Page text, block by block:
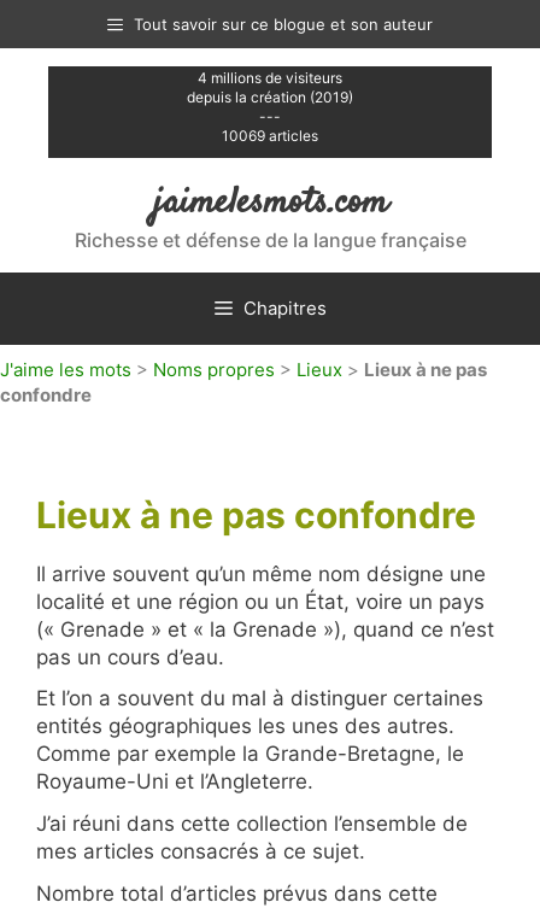
contenu
Tout savoir sur ce blogue et son auteur
4 millions de visiteurs
depuis la création (2019)
---
10069 articles
jaimelesmots.com
Richesse et défense de la langue française
Chapitres
J'aime les mots > Noms propres > Lieux > Lieux à ne pas
confondre
Lieux à ne pas confondre
Il arrive souvent qu’un même nom désigne une
localité et une région ou un État, voire un pays
(« Grenade » et « la Grenade »), quand ce n’est
pas un cours d’eau.
Et l’on a souvent du mal à distinguer certaines
entités géographiques les unes des autres.
Comme par exemple la Grande-Bretagne, le
Royaume-Uni et l’Angleterre.
J’ai réuni dans cette collection l’ensemble de
mes articles consacrés à ce sujet.
Nombre total d’articles prévus dans cette